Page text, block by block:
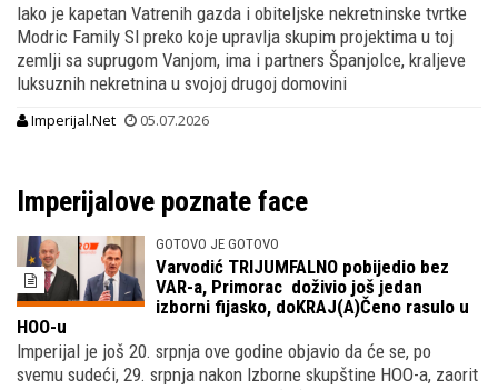
Iako je kapetan Vatrenih gazda i obiteljske nekretninske tvrtke
Modric Family Sl preko koje upravlja skupim projektima u toj
zemlji sa suprugom Vanjom, ima i partners Španjolce, kraljeve
luksuznih nekretnina u svojoj drugoj domovini
Imperijal.Net 05.07.2026
Imperijalove poznate face
GOTOVO JE GOTOVO
Varvodić TRIJUMFALNO pobijedio bez
VAR-a, Primorac doživio još jedan
izborni fijasko, doKRAJ(A)Čeno rasulo u
HOO-u
Imperijal je još 20. srpnja ove godine objavio da će se, po
svemu sudeći, 29. srpnja nakon Izborne skupštine HOO-a, zaorit